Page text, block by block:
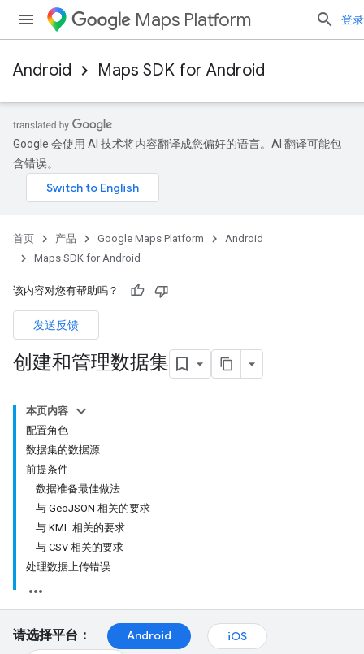
Maps Platform 登录
Android Maps SDK for Android
Google 会使用 AI 技术将内容翻译成您偏好的语言。AI 翻译可能包
含错误。
首页 产品 Google Maps Platform
Android
Maps SDK for Android
该内容对您有帮助吗？
发送反馈
创建和管理数据集
本页内容
配置角色
数据集的数据源
前提条件
数据准备最佳做法
与 GeoJSON 相关的要求
与 KML 相关的要求
与 CSV 相关的要求
处理数据上传错误
请选择平台： Android
iOS